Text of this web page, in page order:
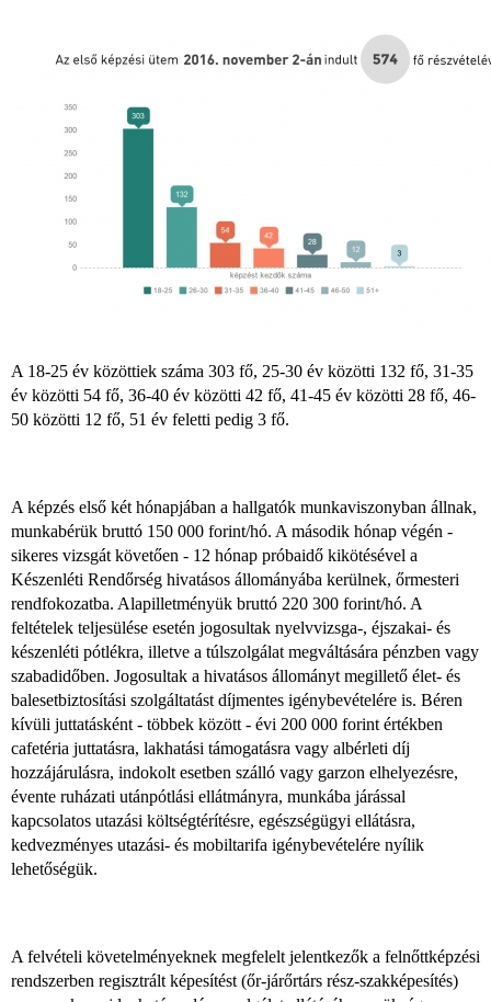
A 18-25 év közöttiek száma 303 fő, 25-30 év közötti 132 fő, 31-35
év közötti 54 fő, 36-40 év közötti 42 fő, 41-45 év közötti 28 fő, 46-
50 közötti 12 fő, 51 év feletti pedig 3 fő.
A képzés első két hónapjában a hallgatók munkaviszonyban állnak,
munkabérük bruttó 150 000 forint/hó. A második hónap végén -
sikeres vizsgát követően - 12 hónap próbaidő kikötésével a
Készenléti Rendőrség hivatásos állományába kerülnek, őrmesteri
rendfokozatba. Alapilletményük bruttó 220 300 forint/hó. A
feltételek teljesülése esetén jogosultak nyelvvizsga-, éjszakai- és
készenléti pótlékra, illetve a túlszolgálat megváltására pénzben vagy
szabadidőben. Jogosultak a hivatásos állományt megillető élet- és
balesetbiztosítási szolgáltatást díjmentes igénybevételére is. Béren
kívüli juttatásként - többek között - évi 200 000 forint értékben
cafetéria juttatásra, lakhatási támogatásra vagy albérleti díj
hozzájárulásra, indokolt esetben szálló vagy garzon elhelyezésre,
évente ruházati utánpótlási ellátmányra, munkába járással
kapcsolatos utazási költségtérítésre, egészségügyi ellátásra,
kedvezményes utazási- és mobiltarifa igénybevételére nyílik
lehetőségük.
A felvételi követelményeknek megfelelt jelentkezők a felnőttképzési
rendszerben regisztrált képesítést (őr-járőrtárs rész-szakképesítés)